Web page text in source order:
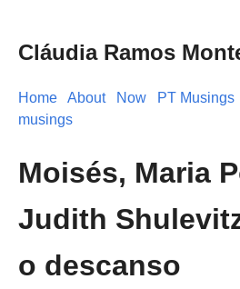
Cláudia Ramos
Home About Now PT Musings
musings
Moisés, Maria
Judith
o descanso